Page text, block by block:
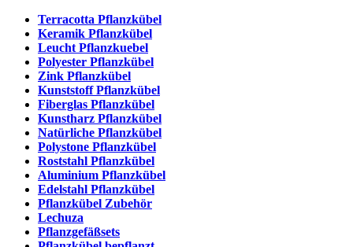
Terracotta Pflanzkübel
Keramik Pflanzkübel
Leucht Pflanzkuebel
Polyester Pflanzkübel
Zink Pflanzkübel
Kunststoff Pflanzkübel
Fiberglas Pflanzkübel
Kunstharz Pflanzkübel
Natürliche Pflanzkübel
Polystone Pflanzkübel
Roststahl Pflanzkübel
Aluminium Pflanzkübel
Edelstahl Pflanzkübel
Pflanzkübel Zubehör
Lechuza
Pflanzgefäßsets